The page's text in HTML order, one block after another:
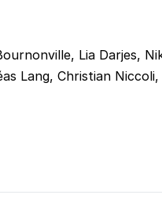
Lia Darjes,
Lang, Christian